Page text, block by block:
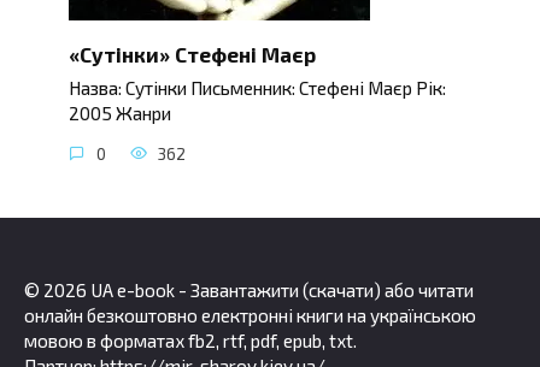
«Сутінки» Стефені Маєр
Назва: Сутінки Письменник: Стефені Маєр Рік:
2005 Жанри
0 362
© 2026 UA e-book - Завантажити (скачати) або читати
онлайн безкоштовно електронні книги на українською
мовою в форматах fb2, rtf, pdf, epub, txt.